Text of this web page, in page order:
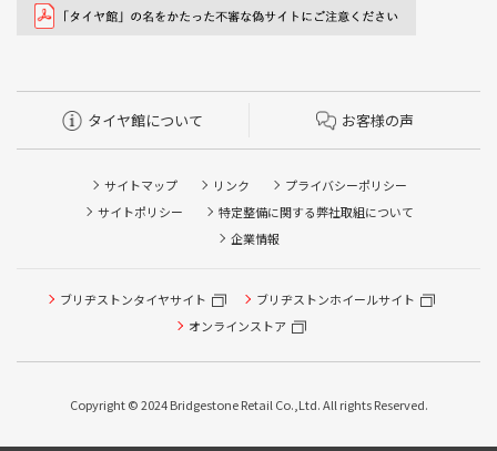
タイヤ館について お客様の声
サイトマップ リンク
プライバシーポリシー
サイトポリシー
特定整備に関する弊社取組について
企業情報
ブリヂストンタイヤサイト
ブリヂストンホイールサイト
オンラインストア
Copyright © 2024 Bridgestone Retail Co.,Ltd. All rights Reserved.